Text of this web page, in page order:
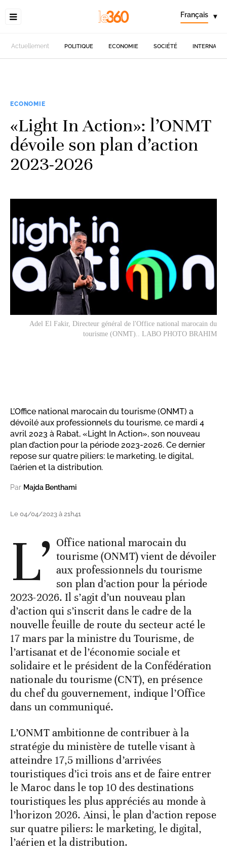
Français ▾
Actuellement POLITIQUE ECONOMIE SOCIÉTÉ
ECONOMIE
«Light In Action»: l’ONMT
dévoile son plan d’action
2023-2026
Adel El Fakir, Directeur général de l'Office national marocain du
tourisme (ONMT).. LABO PHOTO BRAHIM
L’Office national marocain du tourisme (ONMT) a
dévoilé aux professionnels du tourisme, ce mardi 4
avril 2023 à Rabat, «Light In Action», son nouveau
plan d’action pour la période 2023-2026. Ce dernier
repose sur quatre piliers: le marketing, le digital,
l’aérien et la distribution.
Par Majda Benthami
Le 04/04/2023 à 21h41
L’ Office national marocain du
tourisme (ONMT) vient de dévoiler
aux professionnels du tourisme
son plan d’action pour la période
2023-2026. Il s’agit d’un nouveau plan
d’action qui s’inscrit dans le cadre de la
nouvelle feuille de route du secteur acté le
17 mars par la ministre du Tourisme, de
l’artisanat et de l’économie sociale et
solidaire et le président de la Confédération
nationale du tourisme (CNT), en présence
du chef du gouvernement, indique l’Office
dans un communiqué.
L’ONMT ambitionne de contribuer à la
stratégie du ministère de tutelle visant à
atteindre 17,5 millions d’arrivées
touristiques d’ici trois ans et de faire entrer
le Maroc dans le top 10 des destinations
touristiques les plus appréciés au monde à
l’horizon 2026. Ainsi, le plan d’action repose
sur quatre piliers: le marketing, le digital,
l’aérien et la distribution.